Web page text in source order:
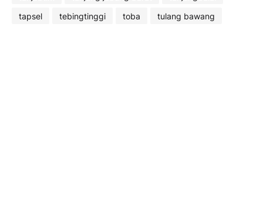
tapsel
tebingtinggi toba tulang bawang